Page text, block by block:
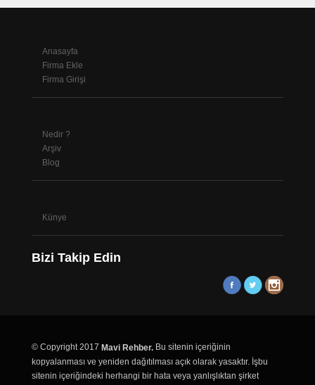
Anasayfa
Firma Ekle
Firma Girişi
Nedir ?
Arşiv
Blog
Künye
Bizi Takip Edin
© Copyright 2017 Mavi Rehber. Bu sitenin içeriğinin
kopyalanması ve yeniden dağıtılması açık olarak yasaktır. İşbu
sitenin içeriğindeki herhangi bir hata veya yanlışlıktan şirket